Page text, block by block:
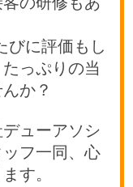
びに評価もし
っぷりの当
か？
ューアソシ
フ一同、心
す。